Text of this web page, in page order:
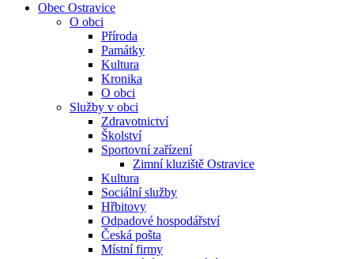
Obec Ostravice
O obci
Příroda
Památky
Kultura
Kronika
O obci
Služby v obci
Zdravotnictví
Školství
Sportovní zařízení
Zimní kluziště Ostravice
Kultura
Sociální služby
Hřbitovy
Odpadové hospodářství
Česká pošta
Místní firmy